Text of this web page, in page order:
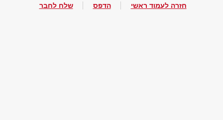
חזרה לעמוד ראשי הדפס שלח לחבר